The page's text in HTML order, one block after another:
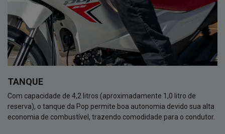
TANQUE
Com capacidade de 4,2 litros (aproximadamente 1,0 litro de
reserva), o tanque da Pop permite boa autonomia devido sua alta
economia de combustível, trazendo comodidade para o condutor.